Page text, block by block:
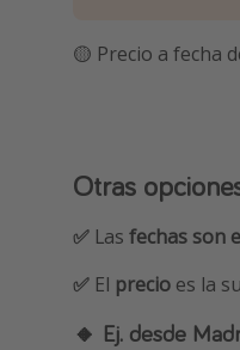
🟡 Precio a fecha
Otras
✅ Las fechas son
✅ El precio es la
🔸 Ej. desde